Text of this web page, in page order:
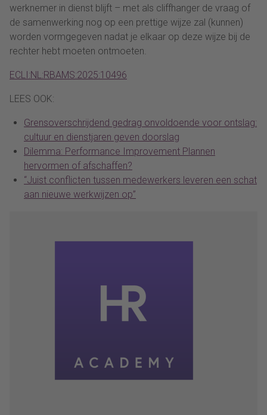
werknemer in dienst blijft – met als cliffhanger de vraag of
de samenwerking nog op een prettige wijze zal (kunnen)
worden vormgegeven nadat je elkaar op deze wijze bij de
rechter hebt moeten ontmoeten.
ECLI:NL:RBAMS:2025:10496
LEES OOK:
Grensoverschrijdend gedrag onvoldoende voor ontslag:
cultuur en dienstjaren geven doorslag
Dilemma: Performance Improvement Plannen
hervormen of afschaffen?
“Juist conflicten tussen medewerkers leveren een schat
aan nieuwe werkwijzen op”